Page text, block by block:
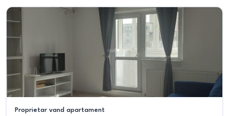
Proprietar vand apartament